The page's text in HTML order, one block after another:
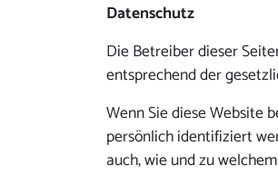
Datenschutz
Die Betreiber dieser
entsprechend der
Wenn Sie diese Website
persönlich identifiziert
auch, wie und zu